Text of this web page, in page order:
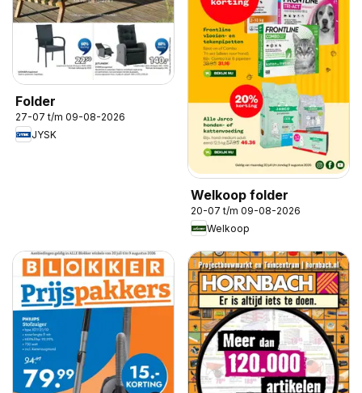
Folder
27-07 t/m 09-08-2026
JYSK
Welkoop folder
20-07 t/m 09-08-2026
Welkoop